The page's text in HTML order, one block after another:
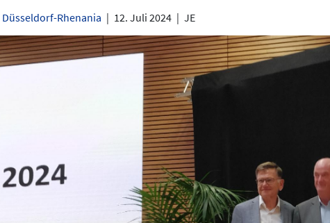
Düsseldorf-Rhenania | 12. Juli 2024 | JE